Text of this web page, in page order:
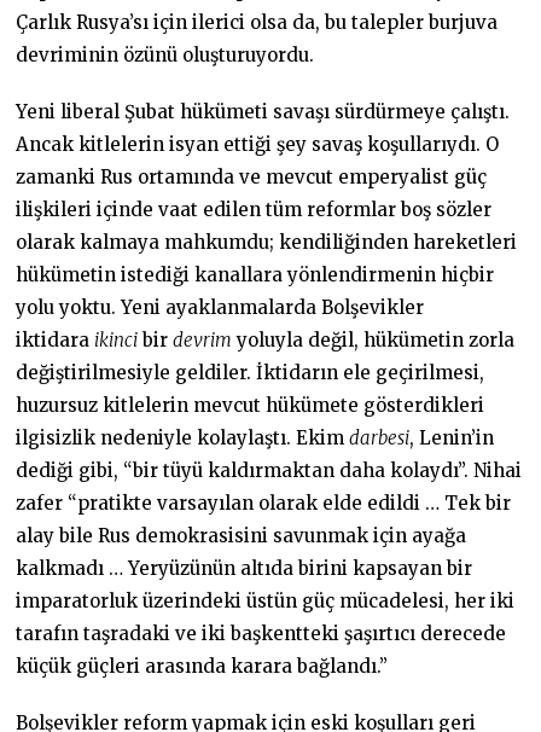
Çarlık Rusya’sı için ilerici olsa da, bu talepler burjuva
devriminin özünü oluşturuyordu.
Yeni liberal Şubat hükümeti savaşı sürdürmeye çalıştı.
Ancak kitlelerin isyan ettiği şey savaş koşullarıydı. O
zamanki Rus ortamında ve mevcut emperyalist güç
ilişkileri içinde vaat edilen tüm reformlar boş sözler
olarak kalmaya mahkumdu; kendiliğinden hareketleri
hükümetin istediği kanallara yönlendirmenin hiçbir
yolu yoktu. Yeni ayaklanmalarda Bolşevikler
iktidara ikinci birdevrim yoluyla değil, hükümetin zorla
değiştirilmesiyle geldiler. İktidarın ele geçirilmesi,
huzursuz kitlelerin mevcut hükümete gösterdikleri
ilgisizlik nedeniyle kolaylaştı. Ekimdarbesi, Lenin’in
dediği gibi, “bir tüyü kaldırmaktan daha kolaydı”. Nihai
zafer “pratikte varsayılan olarak elde edildi … Tek bir
alay bile Rus demokrasisini savunmak için ayağa
kalkmadı … Yeryüzünün altıda birini kapsayan bir
imparatorluk üzerindeki üstün güç mücadelesi, her iki
tarafın taşradaki ve iki başkentteki şaşırtıcı derecede
küçük güçleri arasında karara bağlandı.”
Bolşevikler reform yapmak için eski koşulları geri